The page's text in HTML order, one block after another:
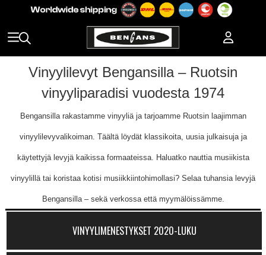
Vinyylilevyt Bengansilla – Ruotsin
vinyyliparadisi vuodesta 1974
Bengansilla rakastamme vinyyliä ja tarjoamme Ruotsin laajimman
vinyylilevyvalikoiman. Täältä löydät klassikoita, uusia julkaisuja ja
käytettyjä levyjä kaikissa formaateissa. Haluatko nauttia musiikista
vinyylillä tai koristaa kotisi musiikkiintohimollasi? Selaa tuhansia levyjä
Bengansilla – sekä verkossa että myymälöissämme.
VINYYLIMENESTYKSET 2020-LUKU